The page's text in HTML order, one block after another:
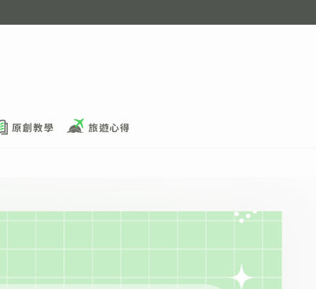
原創教學 旅遊心得